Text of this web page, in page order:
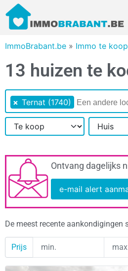
ImmoBrabant.be » Immo te koop
13 huizen te
× Ternat (1740)
Ontvang dagelijks
e-mail alert
De meest recente aankondigingen
Prijs